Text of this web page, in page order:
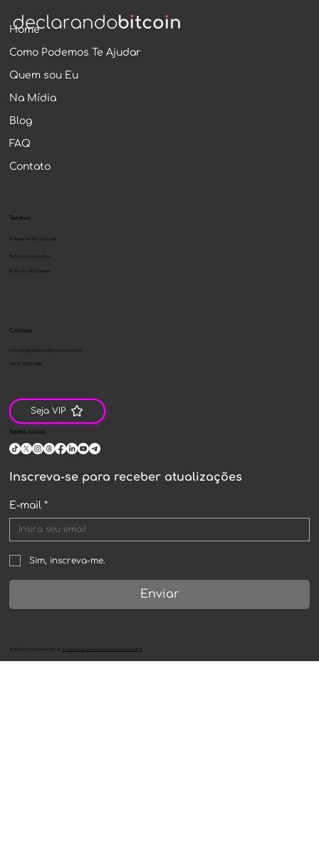
Home
Como Podemos Te Ajudar
Quem sou Eu
Na Mídia
Blog
FAQ
Contato
Termos
Política de Privacidade
Termos e Condições
Políticas de Cookies
Contato
contato@declarandobitcoin.com.br
+55 51 99520-7881
Redes sociais
Seja VIP
Inscreva-se para receber atualizações
E-mail *
Sim, inscreva-me.
Enviar
2024 Declarando Bitcoin Desenvolvido por Innove Consultoria e Branding